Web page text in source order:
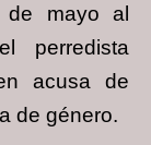
de mayo al
perredista
acusa de
de género.